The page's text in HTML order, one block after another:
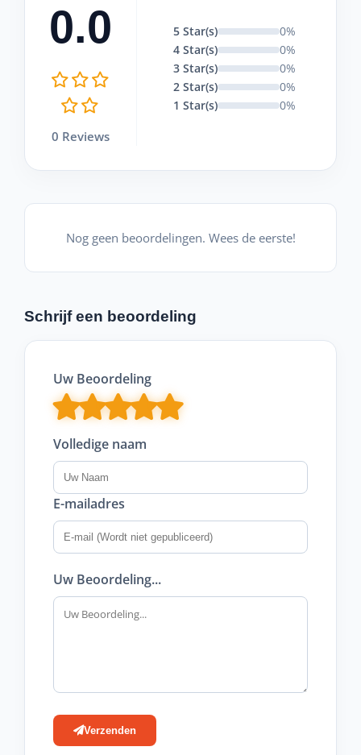
0.0
0 Reviews
5 Star(s)
0%
4 Star(s)
0%
3 Star(s)
0%
2 Star(s)
0%
1 Star(s)
0%
Nog geen beoordelingen. Wees de eerste!
Schrijf een beoordeling
Uw Beoordeling
Volledige naam
E-mailadres
Uw Beoordeling...
Verzenden